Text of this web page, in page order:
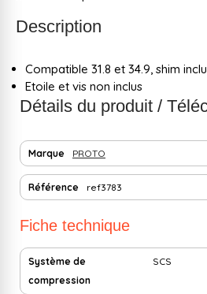
Description
Compatible 31.8 et 34.9, shim
Etoile et vis non inclus
Détails du produit /
Marque PROTO
Référence ref3783
Fiche technique
Système de
compression
SCS